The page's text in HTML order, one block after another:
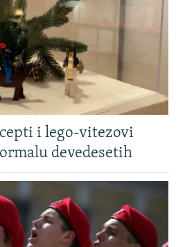
i lego-vitezovi
devedesetih